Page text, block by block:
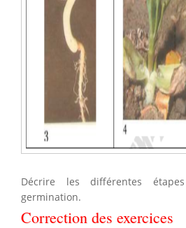
Décrire les différentes
germination.
Correction des exercices